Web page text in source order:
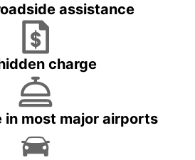
assistance
charge
most major airports